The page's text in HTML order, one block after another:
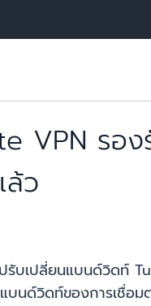
VPN รอ
ว
บเปลี่ยนแบนด์วิดท์
บนด์วิดท์ของการเชื่